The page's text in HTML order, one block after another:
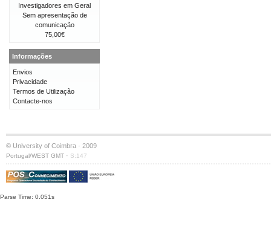
Investigadores em Geral
Sem apresentação de
comunicação
75,00€
Informações
Envios
Privacidade
Termos de Utilização
Contacte-nos
© University of Coimbra · 2009
Portugal/WEST GMT · S:147
Parse Time: 0.051s